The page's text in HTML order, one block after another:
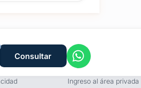
Consultar Proveedores
Registro de proveedores
Ingreso al área privada